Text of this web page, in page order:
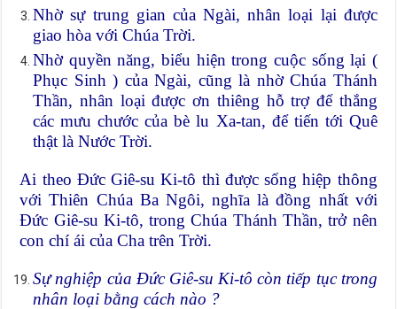
Nhờ sự trung gian của Ngài, nhân loại lại được
giao hòa với Chúa Trời.
Nhờ quyền năng, biểu hiện trong cuộc sống lại (
Phục Sinh ) của Ngài, cũng là nhờ Chúa Thánh
Thần, nhân loại được ơn thiêng hỗ trợ để thắng
các mưu chước của bè lu Xa-tan, để tiến tới Quê
thật là Nước Trời.
Ai theo Đức Giê-su Ki-tô thì được sống hiệp thông
với Thiên Chúa Ba Ngôi, nghĩa là đồng nhất với
Đức Giê-su Ki-tô, trong Chúa Thánh Thần, trở nên
con chí ái của Cha trên Trời.
Sự nghiệp của Đức Giê-su Ki-tô còn tiếp tục trong
nhân loại bằng cách nào ?